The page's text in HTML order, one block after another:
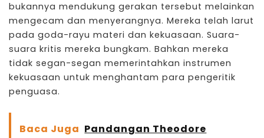
bukannya mendukung gerakan tersebut melainkan
mengecam dan menyerangnya. Mereka telah larut
pada goda-rayu materi dan kekuasaan. Suara-
suara kritis mereka bungkam. Bahkan mereka
tidak segan-segan memerintahkan instrumen
kekuasaan untuk menghantam para pengeritik
penguasa.
Baca Juga Pandangan Theodore